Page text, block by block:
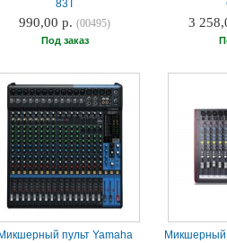
83T
990,00 р.(00495)
Под заказ
3
Микшерный пульт Yamaha
Микшерный